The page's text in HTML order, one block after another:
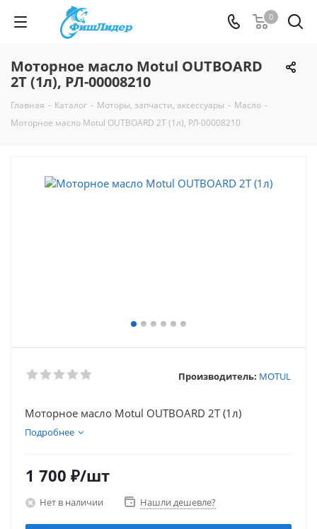
0
Моторное масло Motul OUTBOARD
2T (1л), РЛ-00008210
Главная - Каталог - Моторы, запчасти, аксессуары - Масло -
Моторное масло Motul OUTBOARD 2T (1л), РЛ-00008210
Производитель: MOTUL
Моторное масло Motul OUTBOARD 2T (1л)
Подробнее
1 700 ₽/шт
Нет в наличии Нашли дешевле?